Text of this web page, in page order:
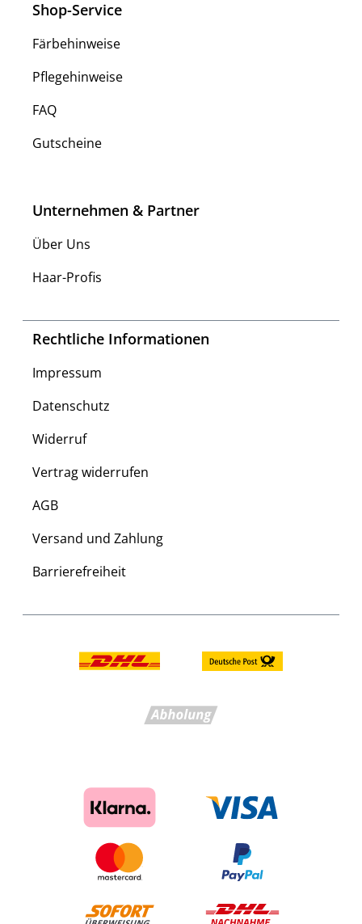
Shop-Service
Färbehinweise
Pflegehinweise
FAQ
Gutscheine
Unternehmen & Partner
Über Uns
Haar-Profis
Rechtliche Informationen
Impressum
Datenschutz
Widerruf
Vertrag widerrufen
AGB
Versand und Zahlung
Barrierefreiheit